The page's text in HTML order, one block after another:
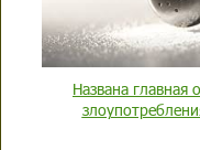
Названа главная